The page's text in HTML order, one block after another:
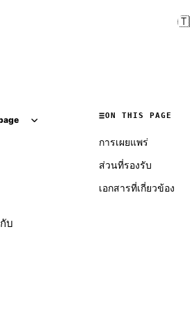
บ
ON THIS PAGE
การเผยแพร่
ส่วนที่รองรับ
เอกสารที่เกี่ยวข้อง